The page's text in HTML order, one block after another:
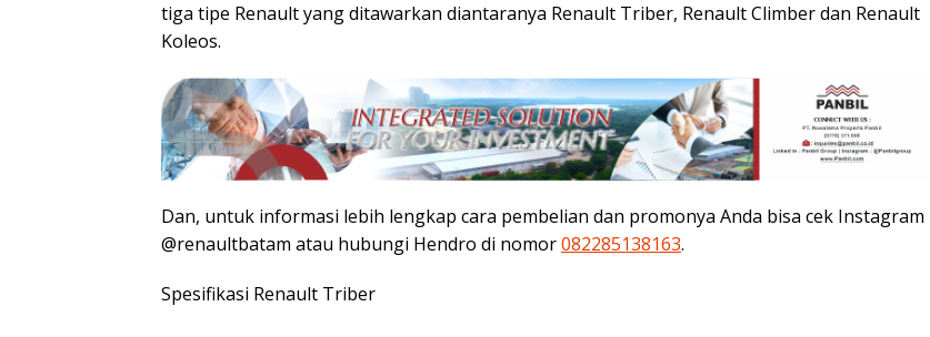
tiga tipe Renault yang ditawarkan diantaranya Renault Triber, Renault Climber dan Renault
Koleos.
Dan, untuk informasi lebih lengkap cara pembelian dan promonya Anda bisa cek Instagram
@renaultbatam atau hubungi Hendro di nomor082285138163.
Spesifikasi Renault Triber